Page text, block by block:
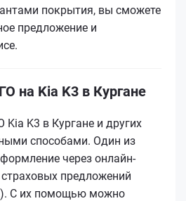
покрытия, вы сможете
предложение и
на Kia K3 в Кургане
K3 в Кургане и других
способами. Один из
через онлайн-
предложений
С их помощью можно